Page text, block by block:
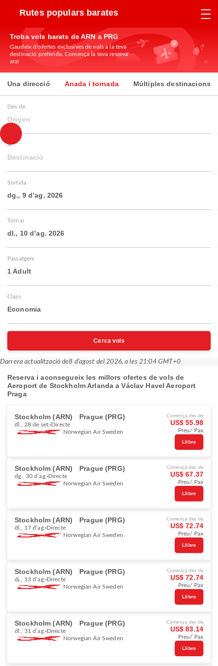
Rutes populars barates
Troba vols barats de ARN a PRG
Gaudeix d'ofertes exclusives de vols a la teva
destinació preferida. Comença la teva reserva
ara!
Una direcció Anada i tornada Múltiples destinacions
Des de
Origen
A
Destinació
Sortida
dg., 9 d’ag. 2026
Tornar
dl., 10 d’ag. 2026
Passatgers
1 Adult
Class
Economia
Cerca vols
Darrera actualització de8 d’agost del 2026, a les 21:04 GMT+0
Reserva i aconsegueix les millors ofertes de vols de
Aeroport de Stockholm Arlanda a Václav Havel Aeroport
Praga
Stockholm (ARN) Prague (PRG)
dl., 28 de set. Directe
Norwegian Air Sweden
Comença des de
US$ 55.98
Preu/ Pax
Llibre
Stockholm (ARN) Prague (PRG)
dg., 30 d’ag. Directe
Norwegian Air Sweden
Comença des de
US$ 67.37
Preu/ Pax
Llibre
Stockholm (ARN) Prague (PRG)
dl., 17 d’ag. Directe
Norwegian Air Sweden
Comença des de
US$ 72.74
Preu/ Pax
Llibre
Stockholm (ARN) Prague (PRG)
dj., 13 d’ag. Directe
Norwegian Air Sweden
Comença des de
US$ 72.74
Preu/ Pax
Llibre
Stockholm (ARN) Prague (PRG)
dl., 31 d’ag. Directe
Norwegian Air Sweden
Comença des de
US$ 83.14
Preu/ Pax
Llibre